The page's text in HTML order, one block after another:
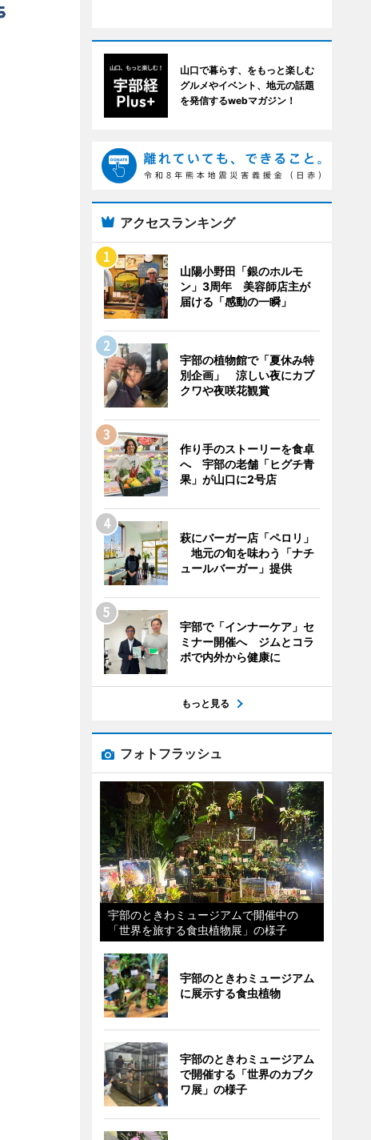
山口で暮らす、をもっと楽しむ
グルメやイベント、地元の話題
を発信するwebマガジン！
アクセスランキング
山陽小野田「銀のホルモ
ン」3周年 美容師店主が
届ける「感動の一瞬」
宇部の植物館で「夏休み特
別企画」 涼しい夜にカブ
クワや夜咲花観賞
作り手のストーリーを食卓
へ 宇部の老舗「ヒグチ青
果」が山口に2号店
萩にバーガー店「ペロリ」
地元の旬を味わう「ナチ
ュールバーガー」提供
宇部で「インナーケア」セ
ミナー開催へ ジムとコラ
ボで内外から健康に
もっと見る
フォトフラッシュ
宇部のときわミュージアムで開催中の
「世界を旅する食虫植物展」の様子
宇部のときわミュージアム
に展示する食虫植物
宇部のときわミュージアム
で開催する「世界のカブク
ワ展」の様子